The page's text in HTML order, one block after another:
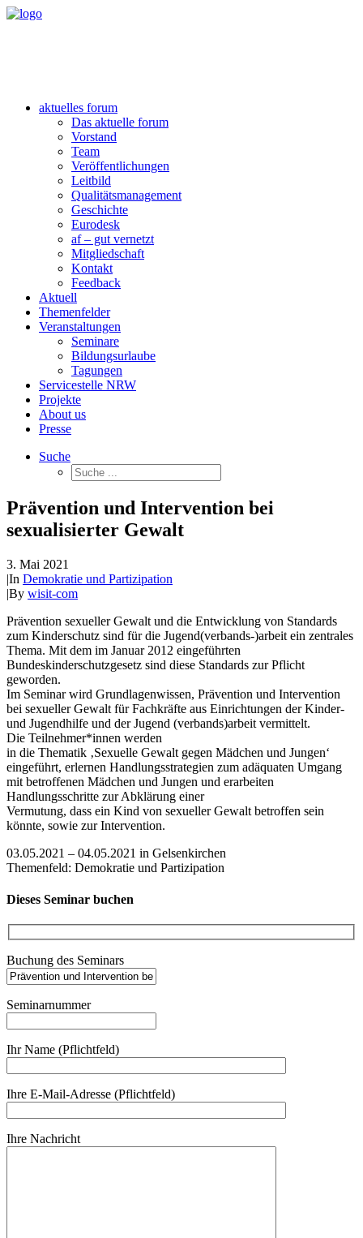
aktuelles forum
Das aktuelle forum
Vorstand
Team
Veröffentlichungen
Leitbild
Qualitätsmanagement
Geschichte
Eurodesk
af – gut vernetzt
Mitgliedschaft
Kontakt
Feedback
Aktuell
Themenfelder
Veranstaltungen
Seminare
Bildungsurlaube
Tagungen
Servicestelle NRW
Projekte
About us
Presse
Suche
Prävention und Intervention bei
sexualisierter Gewalt
3. Mai 2021
|In Demokratie und Partizipation
|By wisit-com
Prävention sexueller Gewalt und die Entwicklung von Standards
zum Kinderschutz sind für die Jugend(verbands-)arbeit ein zentrales
Thema. Mit dem im Januar 2012 eingeführten
Bundeskinderschutzgesetz sind diese Standards zur Pflicht
geworden.
Im Seminar wird Grundlagenwissen, Prävention und Intervention
bei sexueller Gewalt für Fachkräfte aus Einrichtungen der Kinder-
und Jugendhilfe und der Jugend (verbands)arbeit vermittelt.
Die Teilnehmer*innen werden
in die Thematik ‚Sexuelle Gewalt gegen Mädchen und Jungen‘
eingeführt, erlernen Handlungsstrategien zum adäquaten Umgang
mit betroffenen Mädchen und Jungen und erarbeiten
Handlungsschritte zur Abklärung einer
Vermutung, dass ein Kind von sexueller Gewalt betroffen sein
könnte, sowie zur Intervention.
03.05.2021 – 04.05.2021 in Gelsenkirchen
Themenfeld: Demokratie und Partizipation
Dieses Seminar buchen
Buchung des Seminars
Seminarnummer
Ihr Name (Pflichtfeld)
Ihre E-Mail-Adresse (Pflichtfeld)
Ihre Nachricht